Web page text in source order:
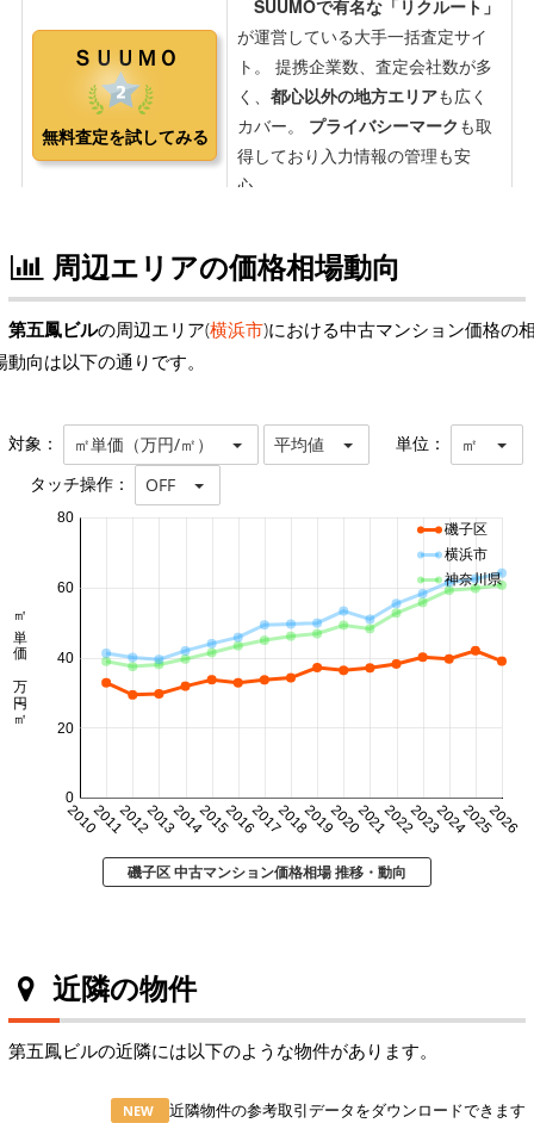
周辺エリアの価格相場動向
第五鳳ビルの周辺エリア(横浜市)における中古マンション価格の
動向は以下の通りです。
対象： ㎡単価（万円/㎡） 平均値 単位： ㎡
タッチ操作： OFF
20102011201220132014201520162017201820192020202120222023202420252026
0
20
40
60
80
㎡単価 万円/㎡
磯子区
横浜市
神奈川県
磯子区 中古マンション価格相場 推移・動向
近隣の物件
第五鳳ビルの近隣には以下のような物件があります。
NEW
近隣物件の参考取引データをダウンロードできます